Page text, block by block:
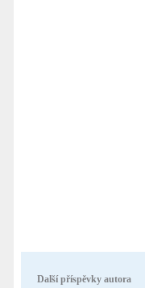
Další příspěvky autora